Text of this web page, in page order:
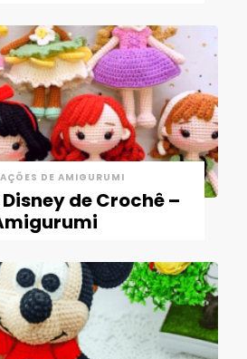
DE AMIGURUMI
de Crochê –